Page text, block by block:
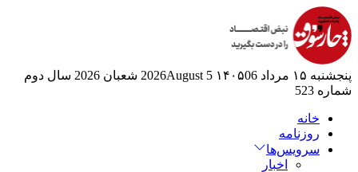
پنجشنبه ۱۵ مرداد ۱۴۰۵ 06 2026August 5 شعبان 2026
سال دوم
شماره 523
خانه
روزنامه
سرویس‌ها
اخبار